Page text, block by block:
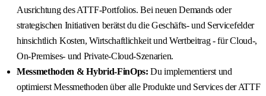
Ausrichtung des ATTF-Portfolios. Bei neuen Demands oder
strategischen Initiativen berätst du die Geschäfts- und Servicefelder
hinsichtlich Kosten, Wirtschaftlichkeit und Wertbeitrag - für Cloud-,
On-Premises- und Private-Cloud-Szenarien.
Messmethoden & Hybrid-FinOps: Du implementierst und
optimierst Messmethoden über alle Produkte und Services der ATTF